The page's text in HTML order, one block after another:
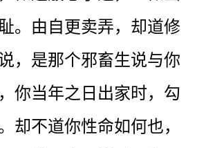
。由自更卖弄，却道修
，是那个邪畜生说与你
你当年之日出家时，勾
却不道你性命如何也，